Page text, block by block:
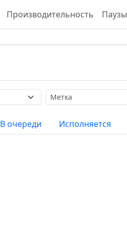
Производительность Паузы
Метка
В очереди Исполняется